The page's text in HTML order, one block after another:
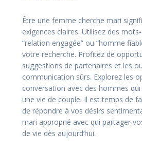
Être une femme cherche mari
exigences claires. Utilisez des
“relation engagée” ou “homme
votre recherche. Profitez de
suggestions de partenaires et les
communication sûrs. Explorez les
conversation avec des hommes
une vie de couple. Il est temps de
de répondre à vos désirs
mari approprié avec qui partager
de vie dès aujourd’hui.